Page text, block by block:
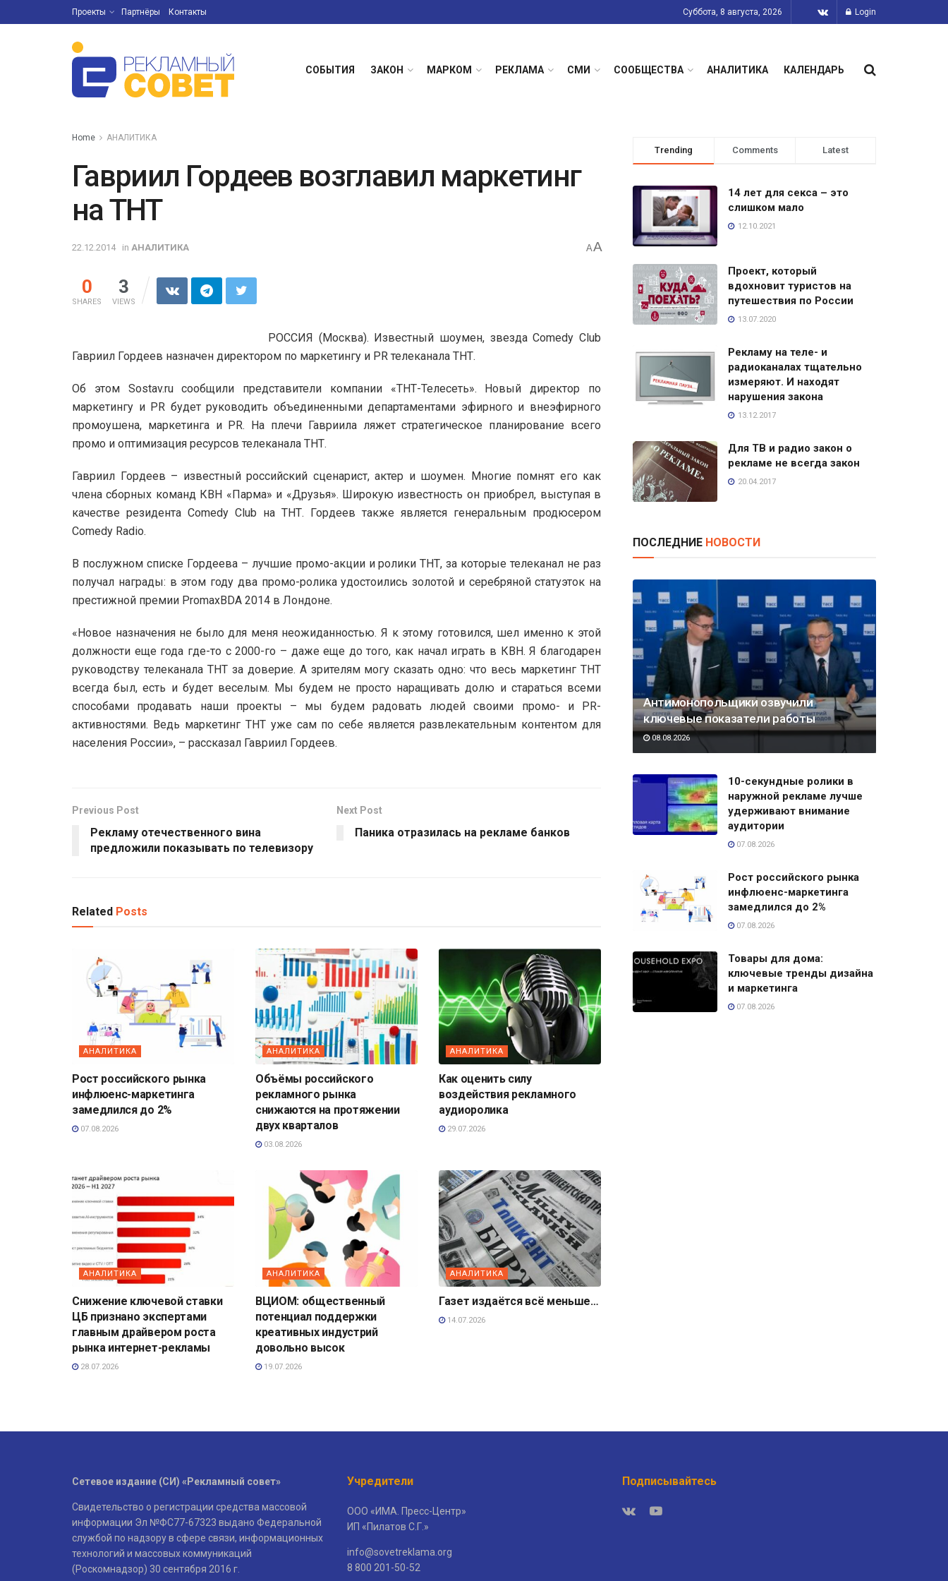
Проекты Партнёры Контакты Суббота, 8 августа, 2026 Login
СОБЫТИЯ ЗАКОН МАРКОМ РЕКЛАМА СМИ СООБЩЕСТВА АНАЛИТИКА КАЛЕНДАРЬ
Home АНАЛИТИКА
Гавриил Гордеев возглавил маркетинг
на ТНТ
22.12.2014 in АНАЛИТИКА AA
0
SHARES
3
VIEWS
РОССИЯ (Москва). Известный шоумен, звезда Comedy Club
Гавриил Гордеев назначен директором по маркетингу и PR телеканала ТНТ.
Об этом Sostav.ru сообщили представители компании «ТНТ-Телесеть». Новый директор по
маркетингу и PR будет руководить объединенными департаментами эфирного и внеэфирного
промоушена, маркетинга и PR. На плечи Гавриила ляжет стратегическое планирование всего
промо и оптимизация ресурсов телеканала ТНТ.
Гавриил Гордеев – известный российский сценарист, актер и шоумен. Многие помнят его как
члена сборных команд КВН «Парма» и «Друзья». Широкую известность он приобрел, выступая в
качестве резидента Comedy Club на ТНТ. Гордеев также является генеральным продюсером
Comedy Radio.
В послужном списке Гордеева – лучшие промо-акции и ролики ТНТ, за которые телеканал не раз
получал награды: в этом году два промо-ролика удостоились золотой и серебряной статуэток на
престижной премии PromaxBDA 2014 в Лондоне.
«Новое назначения не было для меня неожиданностью. Я к этому готовился, шел именно к этой
должности еще года где-то с 2000-го – даже еще до того, как начал играть в КВН. Я благодарен
руководству телеканала ТНТ за доверие. А зрителям могу сказать одно: что весь маркетинг ТНТ
всегда был, есть и будет веселым. Мы будем не просто наращивать долю и стараться всеми
способами продавать наши проекты – мы будем радовать людей своими промо- и PR-
активностями. Ведь маркетинг ТНТ уже сам по себе является развлекательным контентом для
населения России», – рассказал Гавриил Гордеев.
Previous Post
Рекламу отечественного вина
предложили показывать по телевизору
Next Post
Паника отразилась на рекламе банков
Related Posts
АНАЛИТИКА
Рост российского рынка
инфлюенс-маркетинга
замедлился до 2%
07.08.2026
АНАЛИТИКА
Объёмы российского
рекламного рынка
снижаются на протяжении
двух кварталов
03.08.2026
АНАЛИТИКА
Как оценить силу
воздействия рекламного
аудиоролика
29.07.2026
АНАЛИТИКА
Снижение ключевой ставки
ЦБ признано экспертами
главным драйвером роста
рынка интернет-рекламы
28.07.2026
АНАЛИТИКА
ВЦИОМ: общественный
потенциал поддержки
креативных индустрий
довольно высок
19.07.2026
АНАЛИТИКА
Газет издаётся всё меньше…
14.07.2026
Trending Comments Latest
14 лет для секса – это
слишком мало
12.10.2021
Проект, который
вдохновит туристов на
путешествия по России
13.07.2020
Рекламу на теле- и
радиоканалах тщательно
измеряют. И находят
нарушения закона
13.12.2017
Для ТВ и радио закон о
рекламе не всегда закон
20.04.2017
ПОСЛЕДНИЕ НОВОСТИ
Антимонопольщики озвучили
ключевые показатели работы
08.08.2026
10-секундные ролики в
наружной рекламе лучше
удерживают внимание
аудитории
07.08.2026
Рост российского рынка
инфлюенс-маркетинга
замедлился до 2%
07.08.2026
Товары для дома:
ключевые тренды дизайна
и маркетинга
07.08.2026
Сетевое издание (СИ) «Рекламный совет»
Свидетельство о регистрации средства массовой
информации Эл №ФС77-67323 выдано Федеральной
службой по надзору в сфере связи, информационных
технологий и массовых коммуникаций
(Роскомнадзор) 30 сентября 2016 г.
Учредители
ООО «ИМА. Пресс-Центр»
ИП «Пилатов С.Г.»
info@sovetreklama.org
8 800 201-50-52
Подписывайтесь